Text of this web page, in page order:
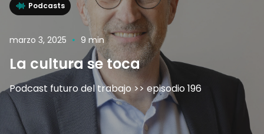
Podcasts
marzo 3, 2025 9 min
La cultura se toca
Podcast futuro del trabajo >> episodio 196